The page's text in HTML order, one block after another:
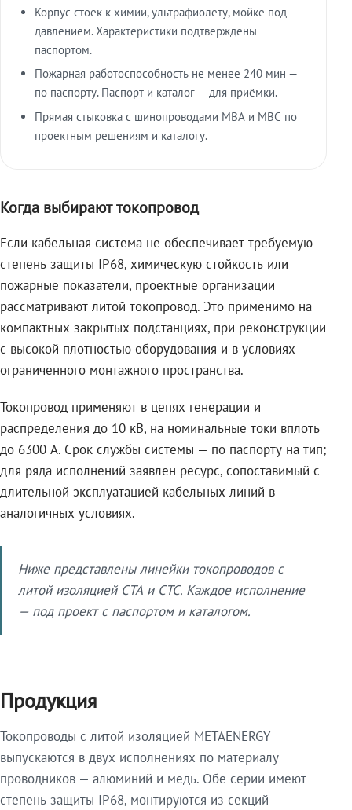
Корпус стоек к химии, ультрафиолету, мойке под
давлением. Характеристики подтверждены
паспортом.
Пожарная работоспособность не менее 240 мин —
по паспорту. Паспорт и каталог — для приёмки.
Прямая стыковка с шинопроводами МВА и МВС по
проектным решениям и каталогу.
Когда выбирают токопровод
Если кабельная система не обеспечивает требуемую
степень защиты IP68, химическую стойкость или
пожарные показатели, проектные организации
рассматривают литой токопровод. Это применимо на
компактных закрытых подстанциях, при реконструкции
с высокой плотностью оборудования и в условиях
ограниченного монтажного пространства.
Токопровод применяют в цепях генерации и
распределения до 10 кВ, на номинальные токи вплоть
до 6300 А. Срок службы системы — по паспорту на тип;
для ряда исполнений заявлен ресурс, сопоставимый с
длительной эксплуатацией кабельных линий в
аналогичных условиях.
Ниже представлены линейки токопроводов с
литой изоляцией СТА и СТС. Каждое исполнение
— под проект с паспортом и каталогом.
Продукция
Токопроводы с литой изоляцией METAENERGY
выпускаются в двух исполнениях по материалу
проводников — алюминий и медь. Обе серии имеют
степень защиты IP68, монтируются из секций